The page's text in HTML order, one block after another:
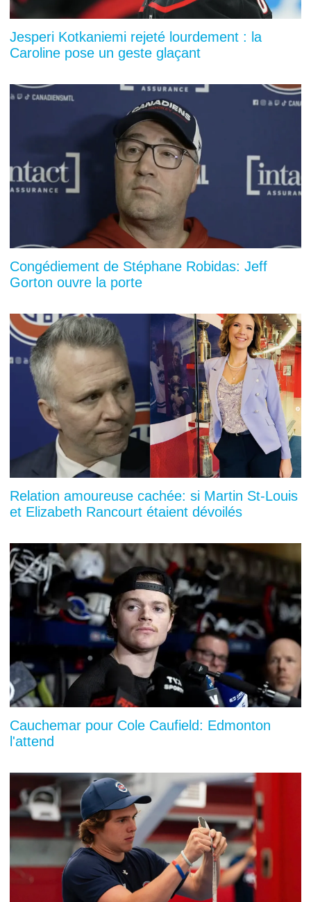
Jesperi Kotkaniemi rejeté lourdement : la
Caroline pose un geste glaçant
Congédiement de Stéphane Robidas: Jeff
Gorton ouvre la porte
Relation amoureuse cachée: si Martin St-Louis
et Elizabeth Rancourt étaient dévoilés
Cauchemar pour Cole Caufield: Edmonton
l'attend